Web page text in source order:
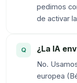
pedimos
de activar
¿La IA
No.
europea